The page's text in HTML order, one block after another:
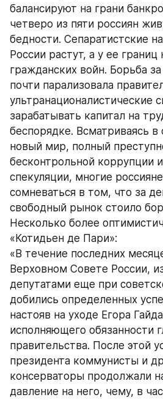
балансируют на грани
четверо из пяти россиян
бедности. Сепаратистские
России растут, а у ее границ
гражданских войн. Борьба
почти парализовала
ультранационалистические
зарабатывать капитал на
беспорядке. Всматриваясь
новый мир, полный
бесконтрольной коррупции
спекуляции, многие
сомневаться в том, что за
свободный рынок стоило
Несколько более
«Котидьен де Пари»:
«В течение последних
Верховном Совете России,
депутатами еще при
добились определенных
настояв на уходе Егора
исполняющего обязанности
правительства. После этой
президента коммунисты и
консерваторы продолжали
давление на него, чему, в